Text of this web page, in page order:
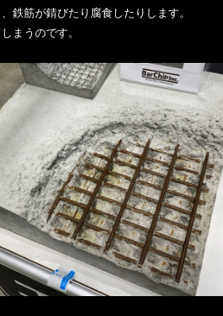
鉄筋が錆びたり腐食したりします。
まうのです。